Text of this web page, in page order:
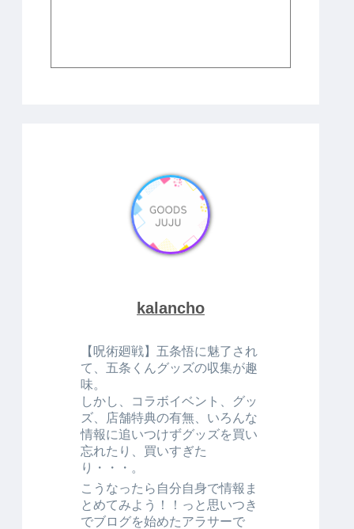
kalancho
【呪術廻戦】五条悟に魅了され
て、五条くんグッズの収集が趣
味。
しかし、コラボイベント、グッ
ズ、店舗特典の有無、いろんな
情報に追いつけずグッズを買い
忘れたり、買いすぎた
り・・・。
こうなったら自分自身で情報ま
とめてみよう！！っと思いつき
でブログを始めたアラサーで